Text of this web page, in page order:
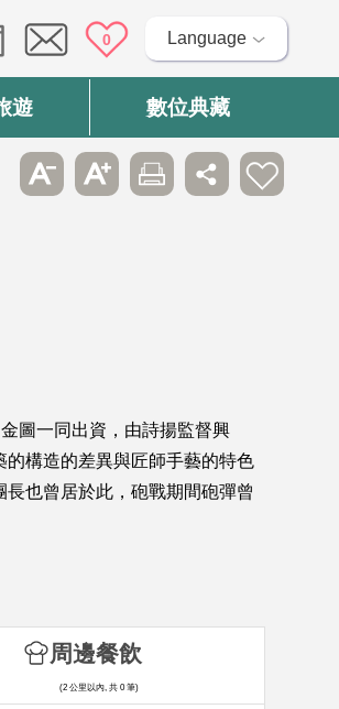
0 Language
遊 數位典藏
圖一同出資，由詩揚監督興
構造的差異與匠師手藝的特色
也曾居於此，砲戰期間砲彈曾
周邊餐飲
(2 公里以內, 共 0 筆)